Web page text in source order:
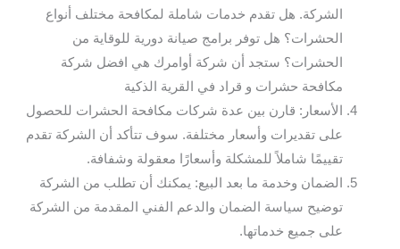
الشركة. هل تقدم خدمات شاملة لمكافحة مختلف أنواع
الحشرات؟ هل توفر برامج صيانة دورية للوقاية من
الحشرات؟ ستجد أن شركة أوامرك هي افضل شركة
مكافحة حشرات و قراد في القرية الذكية
الأسعار: قارن بين عدة شركات مكافحة الحشرات للحصول
على تقديرات وأسعار مختلفة. سوف تتأكد أن الشركة تقدم
تقييمًا شاملاً للمشكلة وأسعارًا معقولة وشفافة.
الضمان وخدمة ما بعد البيع: يمكنك أن تطلب من الشركة
توضيح سياسة الضمان والدعم الفني المقدمة من الشركة
على جميع خدماتها.